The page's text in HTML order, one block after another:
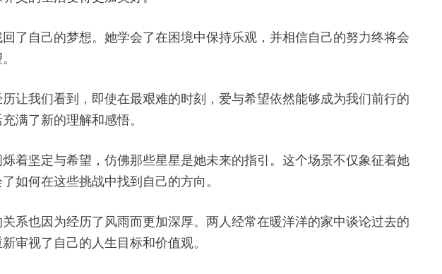
了自己的梦想。她学会了在困境中保持乐观，并相信自己的努力终将会
让我们看到，即使在最艰难的时刻，爱与希望依然能够成为我们前行的
满了新的理解和感悟。
着坚定与希望，仿佛那些星星是她未来的指引。这个场景不仅象征着她
如何在这些挑战中找到自己的方向。
系也因为经历了风雨而更加深厚。两人经常在暖洋洋的家中谈论过去的
审视了自己的人生目标和价值观。